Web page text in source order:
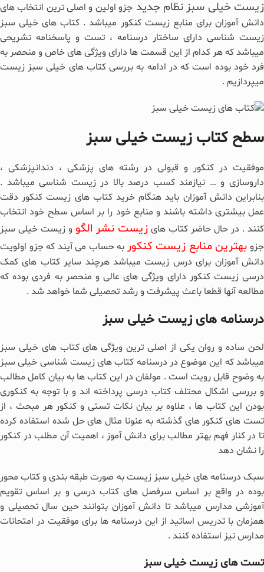
زیست خیلی سبز نظام جدید جزو اولین و اصلی ترین انتخاب های
دانش آموزان برای منابع زیست کنکور میباشد . کتاب های خیلی سبز
زیست شناسی دارای ساختار درسنامه ، تست و پاسخنامه تشریحی
میباشد که هر کدام از این قسمت ها دارای ویژگی های خاص و منحصر به
فرد خود بوده است که در ادامه به بررسی کتاب های خیلی سبز زیست
میپردازیم .
سطح کتاب زیست خیلی سبز
موفقیت در کنکور و قبولی در رشته های پزشکی ، دندانپزشکی ،
داروسازی و … نیازمند کسب درصد بالا در زیست شناسی میباشد .
بنابراین دانش آموزان باید هنگام خرید کتاب های زیست کنکور دقت
عمل بیشتری داشته باشند و منابع خود را بر اساس سطح خود انتخاب
کنند . در حال حاضر کتاب های زیست نشر الگو و زیست خیلی سبز
جزو بهترین منابع زیست کنکور به حساب می آیند که جزو اولویت
دانش آموزان برای درس زیست میباشد هرچند سایر کتاب های کمک
درسی زیست کنکور دارای ویژگی های عالی و منحصر به فردی بوده که
مطالعه آنها قطعا باعث پیشرفت و رشد تحصیلی شما خواهد شد .
درسنامه های زیست خیلی سبز
لحن ساده و روان یکی از اصلی ترین ویژگی های کتاب های خیلی سبز
میباشد که این موضوع در درسنامه کتاب های زیست شناسی خیلی سبز
به وضوح قابل رویت است . مولفان در این کتاب ها به بیان کامل مطالب
و بررسی اشکال محتلف کتاب درسی پرداخته اند و با توجه به کنکوری
بودن این کتاب ها ، علاوه بر بیان نکات تستی و کنکور هر مبحث ، از
تست های کنکور های گذشته به عنونا مثال های حل شده استفاده کرده
تا در کنار فهم بهتر مطالب برای دانش آموز ، اهمیت آن مطلب در کنکور
را نشان دهد
سبک درسنامه های خیلی سبز زیست به صورت طبقه بندی و کتاب محور
بوده در واقع بر اساس سرفصل های کتاب درسی و بر اساس تقویم
آموزشی مدارس میباشد تا دانش آموزان بتوانند حین سال تحصیلی و
همزمان با تدریس اساتید از این درسنامه ها برای موفقیت در امتحانات
مدارس نیز استفاده کنند .
تست های زیست خیلی سبز